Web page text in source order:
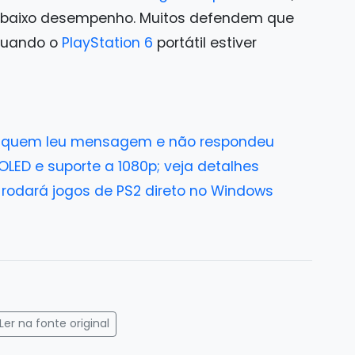
desempenho. Muitos defendem que
o PlayStation 6 portátil estiver
leu mensagem e não respondeu
e suporte a 1080p; veja detalhes
jogos de PS2 direto no Windows
Ler na fonte original